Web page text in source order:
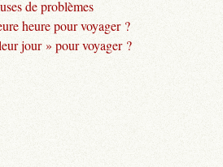
de problèmes
heure pour voyager ?
jour » pour voyager ?